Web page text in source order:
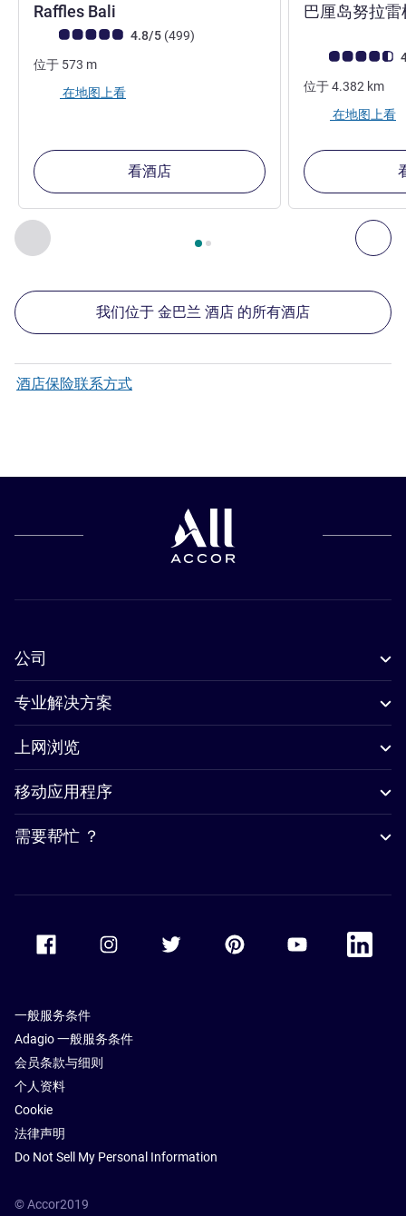
上一个 - 我们在附近的其他酒店 下
第 1页，共 , 我们在附近的其他酒店 1 :, 我们在附近的
Raffles Bali
客户意见评级 (ALL 评级)
4.8/5 (499评论
)
位于 573 m
在地图上看
看酒店
巴厘岛努拉
客户意见评级
位于4.382 km
在地图上看
我们位于 金巴兰 酒店 的所有酒店
酒店保险联系方式
公司
专业解决方案
上网浏览
移动应用程序
需要帮忙 ？
Accor Facebook Accor TwitterAccor PinterestAccor Youtube
Accor
一般服务条件
Adagio 一般服务条件
会员条款与细则
个人资料
Cookie
法律声明
Do Not Sell My Personal Information
© Accor2019